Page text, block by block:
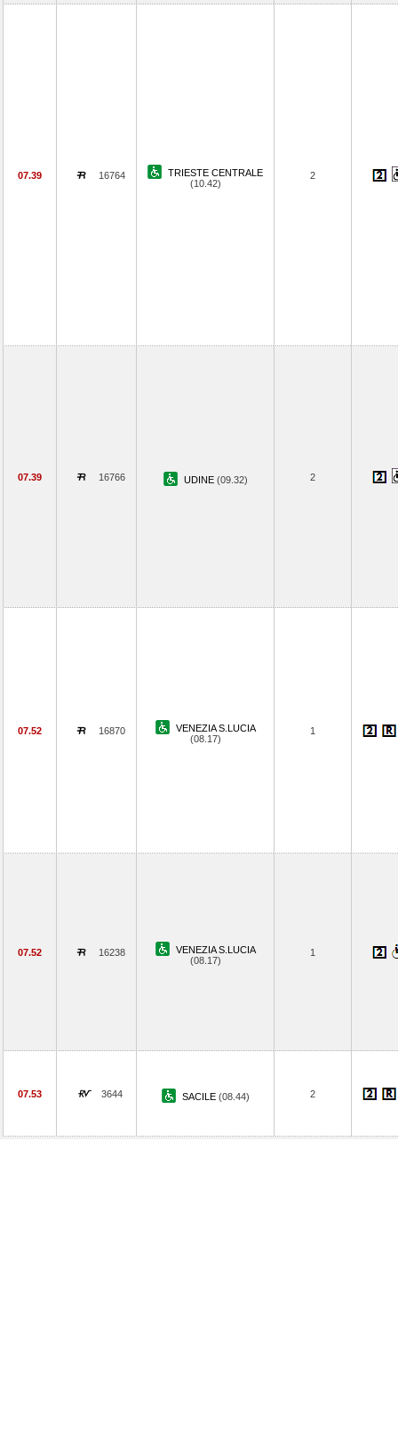
07.39 16764
TRIESTE CENTRALE
(10.42)
2
07.39 16766 UDINE (09.32) 2
07.52 16870
VENEZIA S.LUCIA
(08.17)
1
07.52 16238
VENEZIA S.LUCIA
(08.17)
1
07.53 3644 SACILE (08.44) 2